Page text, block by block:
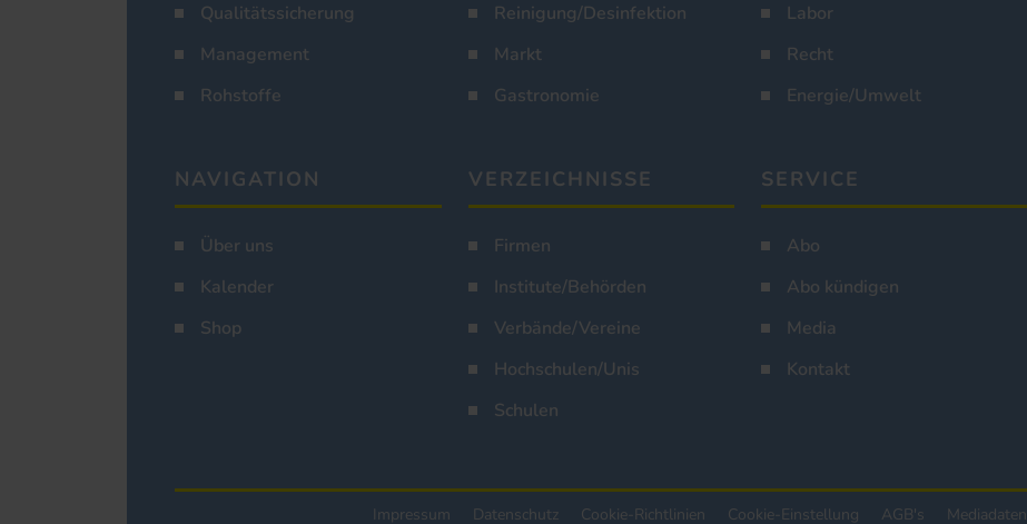
Qualitätssicherung
Reinigung/Desinfektion Labor
Management
Markt Recht
Rohstoffe
Gastronomie Energie/Umwelt
NAVIGATION
Über uns
Kalender
Shop
VERZEICHNISSE
Firmen
Institute/Behörden
Verbände/Vereine
Hochschulen/Unis
Schulen
SERVICE
Abo
Abo kündigen
Media
Kontakt
Impressum Datenschutz Cookie-Richtlinien Cookie-Einstellung AGB's Mediadaten